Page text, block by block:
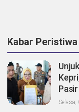
Kabar Peristiwa
Selasa,